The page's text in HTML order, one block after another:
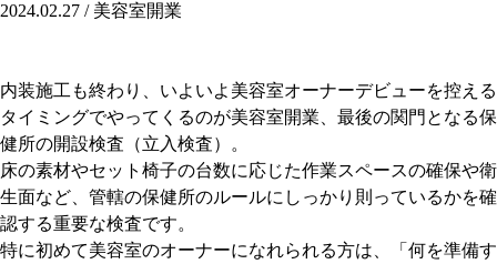
2024.02.27 / 美容室開業
内装施工も終わり、いよいよ美容室オーナーデビューを控える
タイミングでやってくるのが美容室開業、最後の関門となる保
健所の開設検査（立入検査）。
床の素材やセット椅子の台数に応じた作業スペースの確保や衛
生面など、管轄の保健所のルールにしっかり則っているかを確
認する重要な検査です。
特に初めて美容室のオーナーになれられる方は、「何を準備す